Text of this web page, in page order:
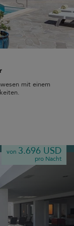
mit einem
von 3.696 USD
pro Nacht